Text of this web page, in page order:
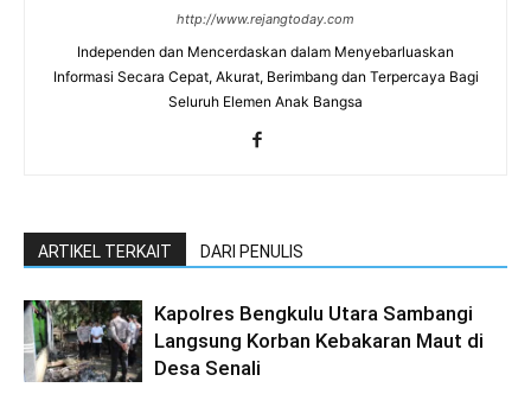
http://www.rejangtoday.com
Independen dan Mencerdaskan dalam Menyebarluaskan
Informasi Secara Cepat, Akurat, Berimbang dan Terpercaya Bagi
Seluruh Elemen Anak Bangsa
ARTIKEL TERKAIT DARI PENULIS
Kapolres Bengkulu Utara Sambangi
Langsung Korban Kebakaran Maut di
Desa Senali